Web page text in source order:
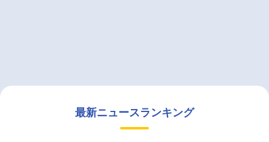
最新ニュースランキング